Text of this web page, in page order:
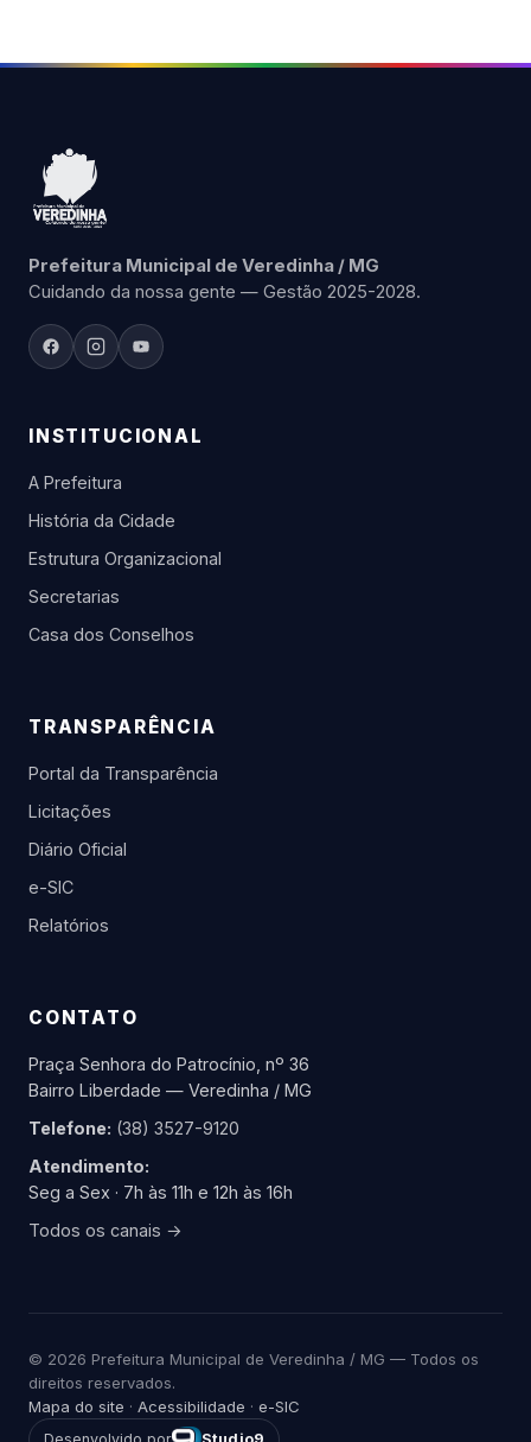
Prefeitura Municipal de Veredinha / MG
Cuidando da nossa gente — Gestão 2025-2028.
INSTITUCIONAL
A Prefeitura
História da Cidade
Estrutura Organizacional
Secretarias
Casa dos Conselhos
TRANSPARÊNCIA
Portal da Transparência
Licitações
Diário Oficial
e-SIC
Relatórios
CONTATO
Praça Senhora do Patrocínio, nº 36
Bairro Liberdade — Veredinha / MG
Telefone: (38) 3527-9120
Atendimento:
Seg a Sex · 7h às 11h e 12h às 16h
Todos os canais →
© 2026 Prefeitura Municipal de Veredinha / MG — Todos os
direitos reservados.
Mapa do site · Acessibilidade · e-SIC